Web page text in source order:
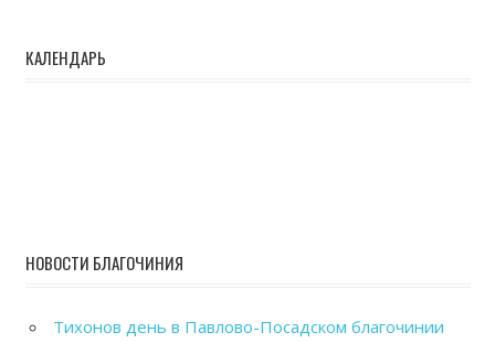
КАЛЕНДАРЬ
НОВОСТИ БЛАГОЧИНИЯ
Тихонов день в Павлово-Посадском благочинии